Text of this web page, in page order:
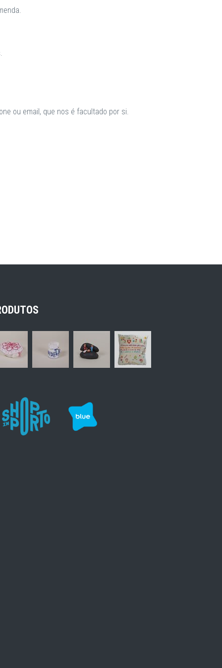
ou email, que nos é facultado por si.